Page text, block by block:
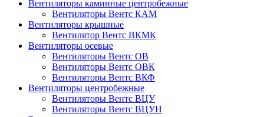
Вентиляторы каминные центробежные
Вентиляторы Вентс КАМ
Вентиляторы крышные
Вентилятор Вентс ВКМК
Вентиляторы осевые
Вентиляторы Вентс ОВ
Вентиляторы Вентс ОВК
Вентиляторы Вентс ВКФ
Вентиляторы центробежные
Вентиляторы Вентс ВЦУ
Вентиляторы Вентс ВЦУН